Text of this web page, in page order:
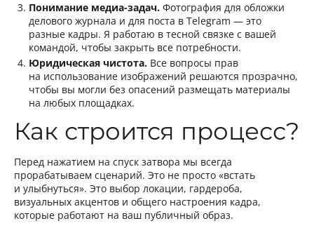
Понимание медиа-задач. Фотография для обложки
делового журнала и для поста в Telegram — это
разные кадры. Я работаю в тесной связке с вашей
командой, чтобы закрыть все потребности.
Юридическая чистота. Все вопросы прав
на использование изображений решаются прозрачно,
чтобы вы могли без опасений размещать материалы
на любых площадках.
Как строится процесс?
Перед нажатием на спуск затвора мы всегда
прорабатываем сценарий. Это не просто «встать
и улыбнуться». Это выбор локации, гардероба,
визуальных акцентов и общего настроения кадра,
которые работают на ваш публичный образ.